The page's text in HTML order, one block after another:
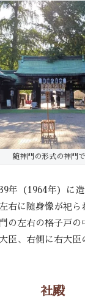
随神門の形式の神門
年（1964年）に
右に随身像が祀
の左右の格子戸の
臣、右側に右大
社殿